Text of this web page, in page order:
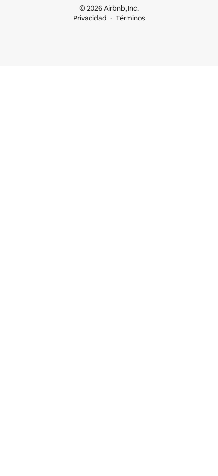
© 2026 Airbnb, Inc.
Privacidad
Términos